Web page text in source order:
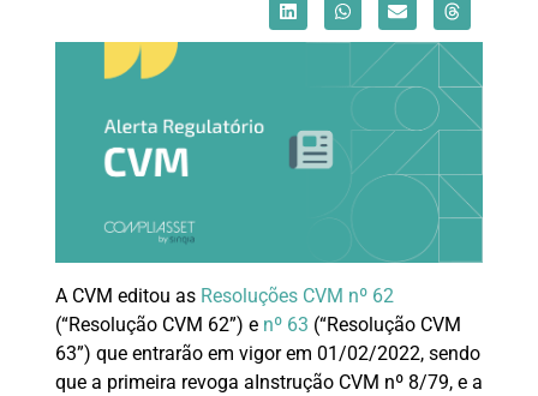
A CVM editou as Resoluções CVM nº 62
(“Resolução CVM 62”) enº 63 (“Resolução CVM
63”) que entrarão em vigor em 01/02/2022, sendo
que a primeira revoga aInstrução CVM nº 8/79, e a